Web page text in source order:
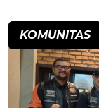
KOMUNITAS